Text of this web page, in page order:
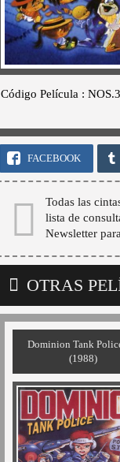
Código Película :
FACEBOOK
Todas las
lista de
Newsletter
OTRAS
Dominion Tank
(1988)